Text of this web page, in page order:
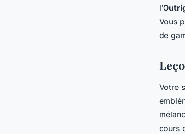
l’
Vous
de
Votre
cours